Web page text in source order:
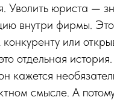
Уволить юриста —
внутри фирмы.
или
отдельная
кажется
смысле. А